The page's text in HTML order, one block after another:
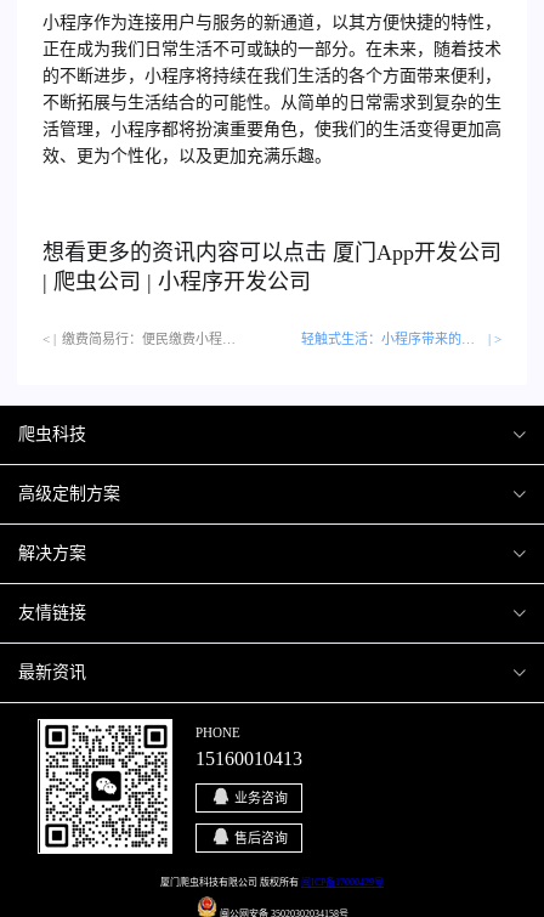
小程序作为连接用户与服务的新通道，以其方便快捷的特性，
正在成为我们日常生活不可或缺的一部分。在未来，随着技术
的不断进步，小程序将持续在我们生活的各个方面带来便利，
不断拓展与生活结合的可能性。从简单的日常需求到复杂的生
活管理，小程序都将扮演重要角色，使我们的生活变得更加高
效、更为个性化，以及更加充满乐趣。
想看更多的资讯内容可以点击 厦门 App开发公司
| 爬虫公司 | 小程序开发公司
< | | >
爬虫科技
爬虫案例
关于爬虫
高级定制方案
H5互动营销
微信小程序
移动APP
解决方案
商城解决方案
商城会员积分商城解决方案
网站解决方案
智慧校园解决方案
智慧停车解决方案
友情链接
厦门小程序开发
厦门APP开发
厦门微商城开发
博客园
最新资讯
行业资讯
爬虫动态
PHONE
15160010413
业务咨询
售后咨询
厦门爬虫科技有限公司 版权所有 闽ICP备17000429号
闽公网安备 35020302034158号